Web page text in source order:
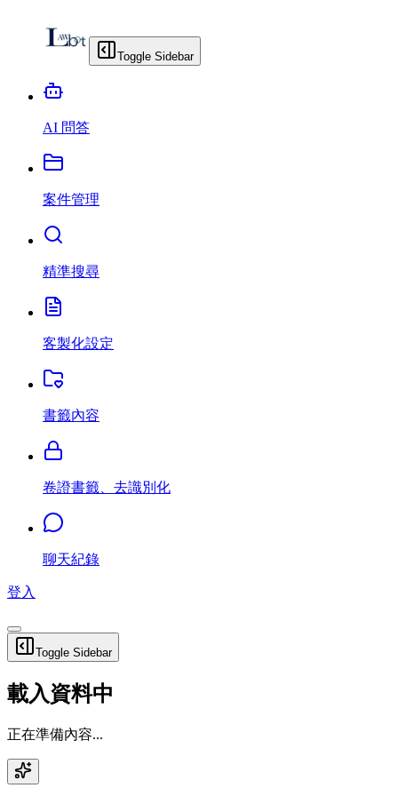
Toggle Sidebar
AI 問答
案件管理
精準搜尋
客製化設定
書籤內容
卷證書籤、去識別化
聊天紀錄
登入
Toggle Sidebar
載入資料中
正在準備內容...